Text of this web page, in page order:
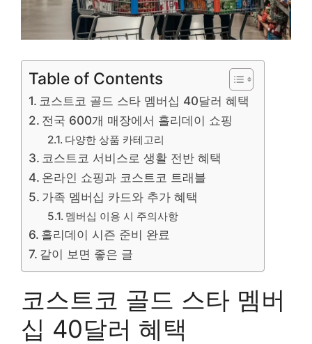
Table of Contents
코스트코 골드 스타 멤버십 40달러 혜택
전국 600개 매장에서 홀리데이 쇼핑
다양한 상품 카테고리
코스트코 서비스로 생활 전반 혜택
온라인 쇼핑과 코스트코 트래블
가족 멤버십 카드와 추가 혜택
멤버십 이용 시 주의사항
홀리데이 시즌 준비 완료
같이 보면 좋은 글
코스트코 골드 스타 멤버
십 40달러 혜택